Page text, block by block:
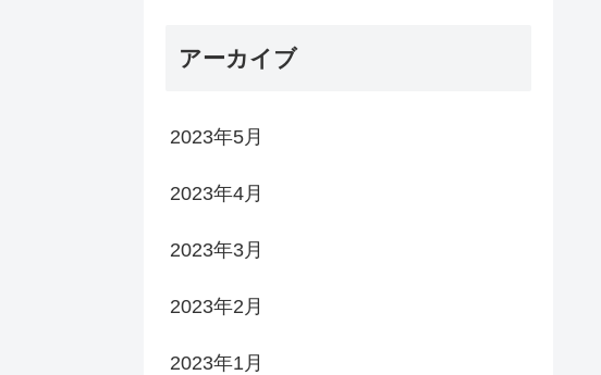
アーカイブ
2023年5月
2023年4月
2023年3月
2023年2月
2023年1月